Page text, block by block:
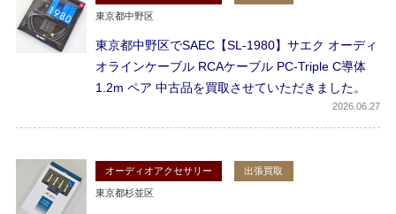
東京都中野区
東京都中野区でSAEC【SL-1980】サエク オーディ
オラインケーブル RCAケーブル PC-Triple C導体
1.2m ペア 中古品を買取させていただきました。
2026 06.27
オーディオアクセサリー 出張買取
東京都杉並区